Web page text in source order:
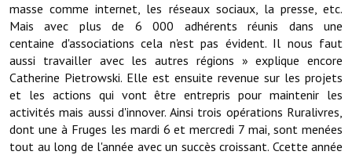
Les moyens financiers
Note de synthèse financière
Rapport d'orientation budgétaire
Actions et projets
Projets et travaux en cours
masse comme internet, les réseaux sociaux, la presse, etc.
Mais avec plus de 6 000 adhérents réunis dans une
centaine d'associations cela n'est pas évident. Il nous faut
aussi travailler avec les autres régions » explique encore
Catherine Pietrowski. Elle est ensuite revenue sur les projets
et les actions qui vont être entrepris pour maintenir les
activités mais aussi d'innover. Ainsi trois opérations Ruralivres,
dont une à Fruges les mardi 6 et mercredi 7 mai, sont menées
tout au long de l'année avec un succès croissant. Ccette année